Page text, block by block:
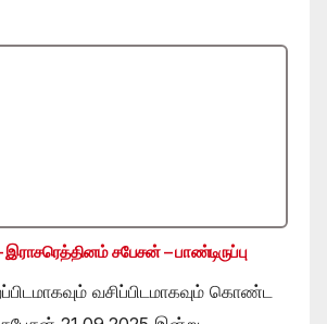
சபேசன் – பாண்டிருப்பு
வசிப்பிடமாகவும் கொண்ட